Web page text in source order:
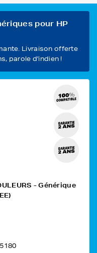
pour HP
Livraison offerte
parole d'indien !
- Générique